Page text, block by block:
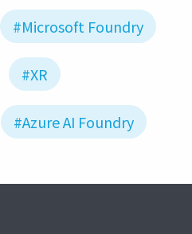
#Microsoft Foundry
#XR
#Azure AI Foundry